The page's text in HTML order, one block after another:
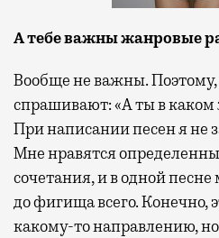
А тебе важны жанровые
Вообще не важны.
спрашивают: «А ты в каком
При написании песен я не
Мне нравятся
сочетания, и в одной
до фигища всего.Конечно,
какому-то направлению,